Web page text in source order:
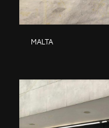
MALTA